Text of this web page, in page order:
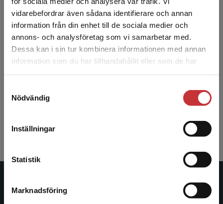
vidarebefordrar även sådana identifierare och annan
information från din enhet till de sociala medier och
annons- och analysföretag som vi samarbetar med.
Dessa kan i sin tur kombinera informationen med annan
information som du har tillhandahållit eller som de har
Nödvändig
Inställningar
Statistik
Marknadsföring
Begränsad fraktregion
Det verkar som att du besöker
studentlitteratur.se via en enhet utanför Sverige.
Vi erbjuder inte leveranser utanför Sverige. För
att kunna slutföra ett köp måste
Ort
Skicka
Studentlitteratur